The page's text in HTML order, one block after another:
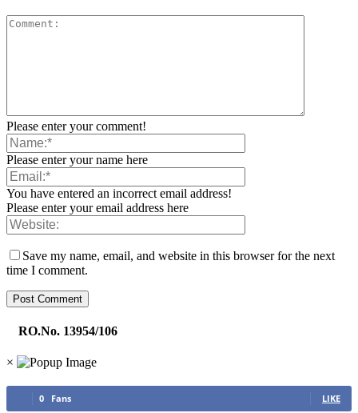
Please enter your comment!
Please enter your name here
You have entered an incorrect email address!
Please enter your email address here
Save my name, email, and website in this browser for the next
time I comment.
RO.No. 13954/106
×
0 Fans LIKE